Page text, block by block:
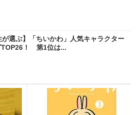
が選ぶ】「ちいかわ」人気キャラクター
TOP26！ 第1位は...